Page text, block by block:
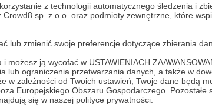
z technologii automatycznego śledzenia i
sp. z o.o. oraz podmioty zewnętrzne, które
lub zmienić swoje preferencje dotyczące zbierania
możesz ją wycofać w USTAWIENIACH
lub ograniczenia przetwarzania danych, a także w
w zależności od Twoich ustawień, Twoje dane będą
Europejskiego Obszaru Gospodarczego.
się w naszej polityce prywatności.
Dołącz do
Wesprzyj działalność Autora